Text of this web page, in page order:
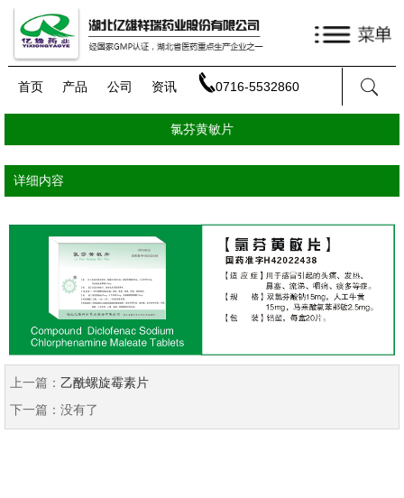
首页 产品 公司 资讯 0716-5532860
氯芬黄敏片
详细内容
上一篇： 乙酰螺旋霉素片
下一篇： 没有了